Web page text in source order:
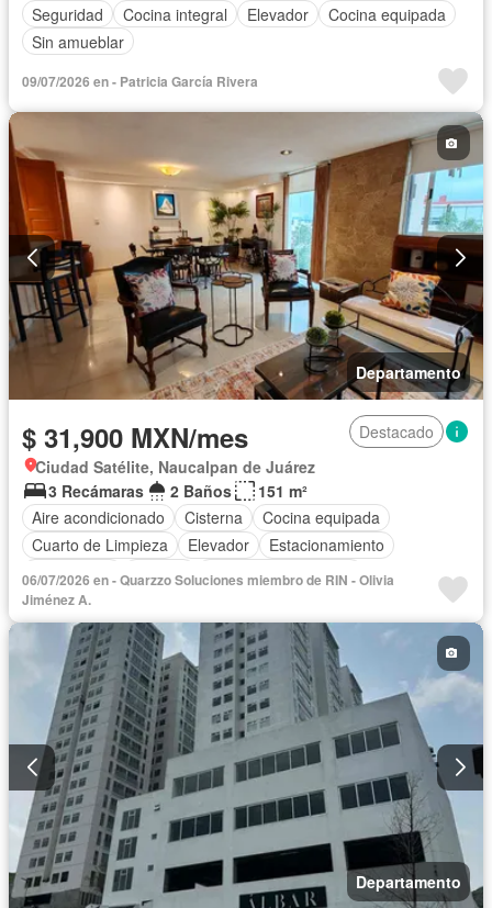
Seguridad
Cocina integral Elevador
Cocina equipada
Sin amueblar
09/07/2026 en - Patricia García Rivera
Departamento
$ 31,900 MXN/mes
Destacado
Ciudad Satélite, Naucalpan de Juárez
3 Recámaras
2 Baños
151 m²
Aire acondicionado
Cisterna
Cocina equipada
Cuarto de Limpieza
Elevador
Estacionamiento
Gas natural
Internet
Recámara con closet
Televisión por cable
06/07/2026 en - Quarzzo Soluciones miembro de RIN - Olivia
Jiménez A.
Departamento